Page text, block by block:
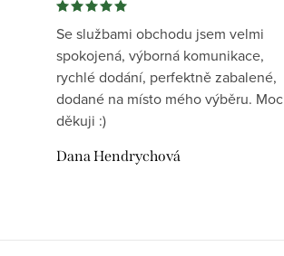
Se službami obchodu jsem velmi
spokojená, výborná komunikace,
rychlé dodání, perfektně zabalené,
dodané na místo mého výběru. Moc
děkuji :)
Dana Hendrychová